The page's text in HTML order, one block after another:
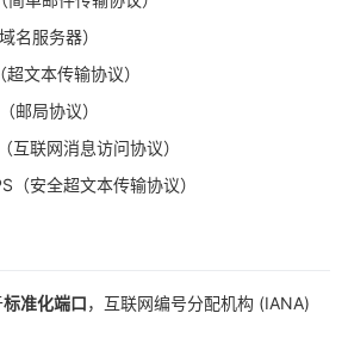
名服务器）
文本传输协议）
邮局协议）
互联网消息访问协议）
（安全超文本传输协议）
标准化端口，互联网编号分配机构 (IANA)